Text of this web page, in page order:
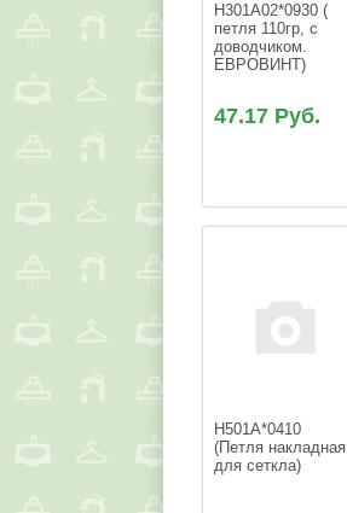
H301A02*0930 (
петля 110гр, с
доводчиком.
ЕВРОВИНТ)
47.17 Руб.
H501A*0410
(Петля накладная
для сеткла)